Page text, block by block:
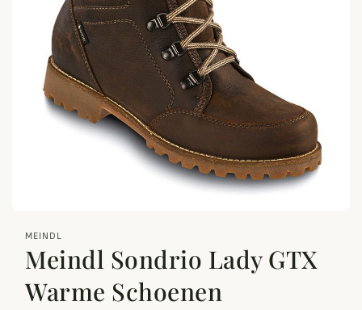
MEINDL
Meindl Sondrio Lady GTX
Warme Schoenen